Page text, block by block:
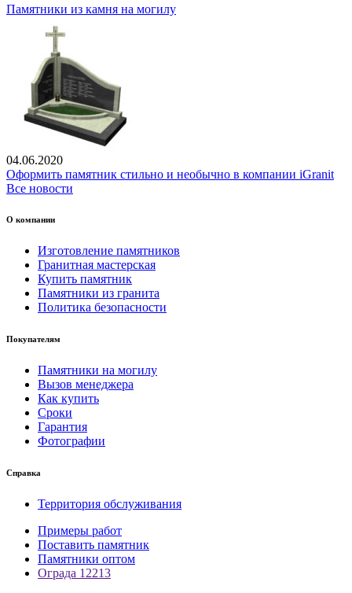
Памятники из камня на могилу
04.06.2020
Оформить памятник стильно и необычно в компании iGranit
Все новости
О компании
Изготовление памятников
Гранитная мастерская
Купить памятник
Памятники из гранита
Политика безопасности
Покупателям
Памятники на могилу
Вызов менеджера
Как купить
Сроки
Гарантия
Фотографии
Справка
Территория обслуживания
Примеры работ
Поставить памятник
Памятники оптом
Ограда 12213